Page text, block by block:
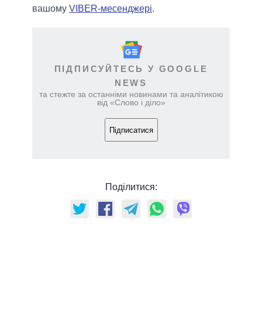
вашому VIBER-месенджері.
ПІДПИСУЙТЕСЬ У GOOGLE
NEWS
та стежте за останніми новинами та аналітикою
від «Слово і діло»
Підписатися
Поділитися: